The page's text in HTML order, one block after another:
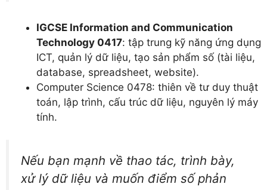
IGCSE Information and Communication
Technology 0417: tập trung kỹ năng ứng dụng
ICT, quản lý dữ liệu, tạo sản phẩm số (tài liệu,
database, spreadsheet, website).
Computer Science 0478: thiên về tư duy thuật
toán, lập trình, cấu trúc dữ liệu, nguyên lý máy
tính.
Nếu bạn mạnh về thao tác, trình bày,
xử lý dữ liệu và muốn điểm số phản